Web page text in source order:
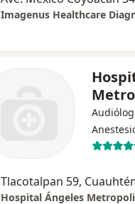
Imagenus Healthcare
Tlacotalpan 59,
Hospital Ángeles